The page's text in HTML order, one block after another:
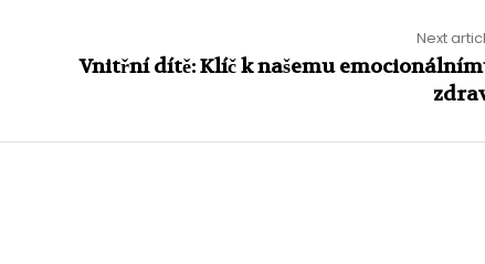
Next
Vnitřní dítě: Klíč k našemu